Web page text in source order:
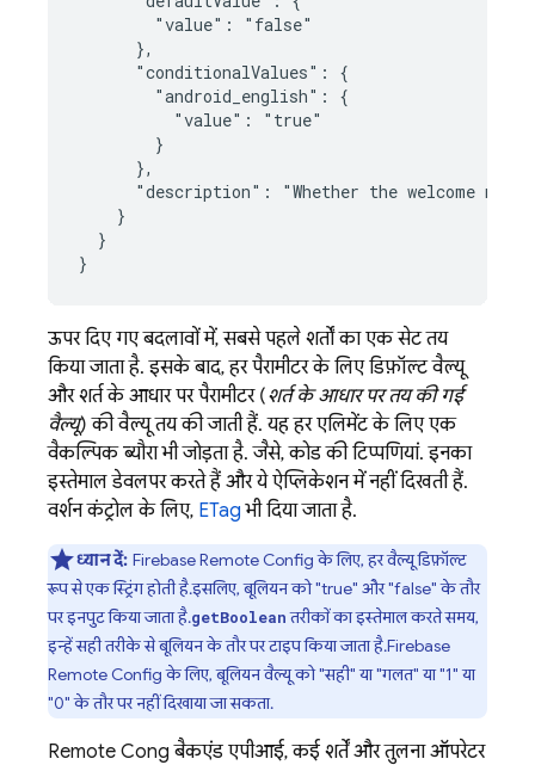
        "value": "false"
      },
      "conditionalValues": {
        "android_english": {
          "value": "true"
        }
      },
"description": "Whether the welcome
    }
  }
}
ऊपर दिए गए बदलावों में, सबसे पहले शर्तों का एक सेट तय
किया जाता है. इसके बाद, हर पैरामीटर के लिए डिफ़ॉल्ट वैल्यू
और शर्त के आधार पर पैरामीटर (शर्त के आधार पर तय की गई
वैल्यू) की वैल्यू तय की जाती हैं. यह हर एलिमेंट के लिए एक
वैकल्पिक ब्यौरा भी जोड़ता है. जैसे, कोड की टिप्पणियां. इनका
इस्तेमाल डेवलपर करते हैं और ये ऐप्लिकेशन में नहीं दिखती हैं.
वर्शन कंट्रोल के लिए, ETag भी दिया जाता है.
ध्यान दें: Firebase Remote Configके लिए, हर वैल्यू डिफ़ॉल्ट
रूप से एक स्ट्रिंग होती है. इसलिए, बूलियन को "true" और "false" के तौर
पर इनपुट किया जाता है.getBooleanतरीकों का इस्तेमाल करते समय,
इन्हें सही तरीके से बूलियन के तौर पर टाइप किया जाता है.Firebase
Remote Configके लिए, बूलियन वैल्यू को "सही" या "गलत" या "1" या
"0" के तौर पर नहीं दिखाया जा सकता.
Remote Config बैकएंड एपीआई, कई शर्तें और तुलना ऑपरेटर